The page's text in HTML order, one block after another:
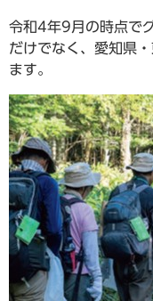
令和4年9月の時点で
だけでなく、愛知県
ます。